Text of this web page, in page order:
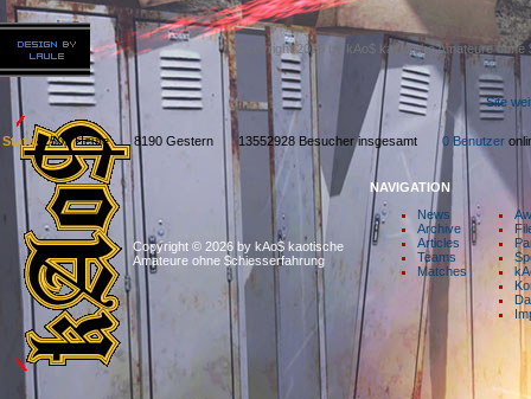
Copyright 2026 by kAo$ kaotische Amateure
Site
Stats: 2509 Heute 8190 Gestern 13552928 Besucher insgesamt0 Benutzer
Copyright © 2026 by kAo$ kaotische
Amateure ohne $chiesserfahrung
NAVIGATION
News
Archive
Articles
Teams
Matches